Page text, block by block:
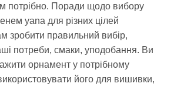
потрібно. Поради щодо вибору
yana для різних цілей
зробити правильний вибір,
потреби, смаки, уподобання. Ви
орнамент у потрібному
його для вишивки,